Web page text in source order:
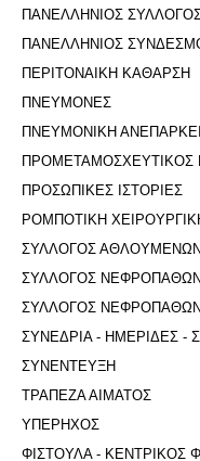
ΠΑΝΕΛΛΗΝΙΟΣ
ΠΑΝΕΛΛΗΝΙΟΣ
ΠΕΡΙΤΟΝΑΙΚΗ ΚΑΘΑΡΣΗ
ΠΝΕΥΜΟΝΕΣ
ΠΝΕΥΜΟΝΙΚΗ
ΠΡΟΜΕΤΑΜΟΣΧΕΥΤΙΚΟΣ
ΠΡΟΣΩΠΙΚΕΣ ΙΣΤΟΡΙΕΣ
ΡΟΜΠΟΤΙΚΗ
ΣΥΛΛΟΓΟΣ
ΣΥΛΛΟΓΟΣ
ΣΥΛΛΟΓΟΣ
ΣΥΝΕΔΡΙΑ - ΗΜΕΡΙΔΕΣ -
ΣΥΝΕΝΤΕΥΞΗ
ΤΡΑΠΕΖΑ ΑΙΜΑΤΟΣ
ΥΠΕΡΗΧΟΣ
ΦΙΣΤΟΥΛΑ - ΚΕΝΤΡΙΚΟΣ